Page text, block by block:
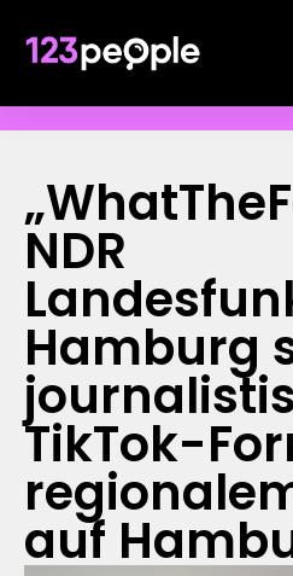
NDR
Hamburg
TikTok-
auf